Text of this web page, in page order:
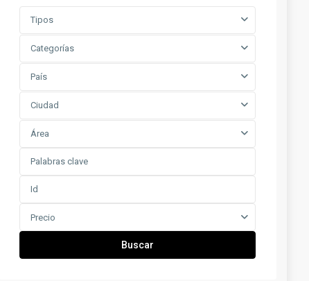
Tipos
Categorías
País
Ciudad
Área
Precio
Buscar